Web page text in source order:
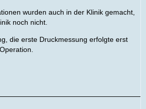
wurden auch in der Klinik gemacht,
noch nicht.
die erste Druckmessung erfolgte erst